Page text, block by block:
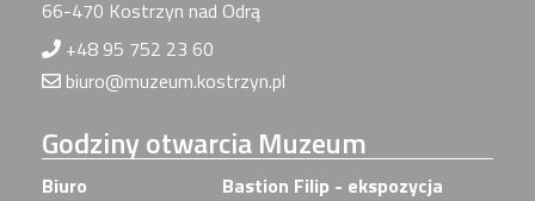
66-470 Kostrzyn nad Odrą
+48 95 752 23 60
biuro@muzeum.kostrzyn.pl
Godzinyotwarcia Muzeum
Biuro
Bastion Filip - ekspozycja